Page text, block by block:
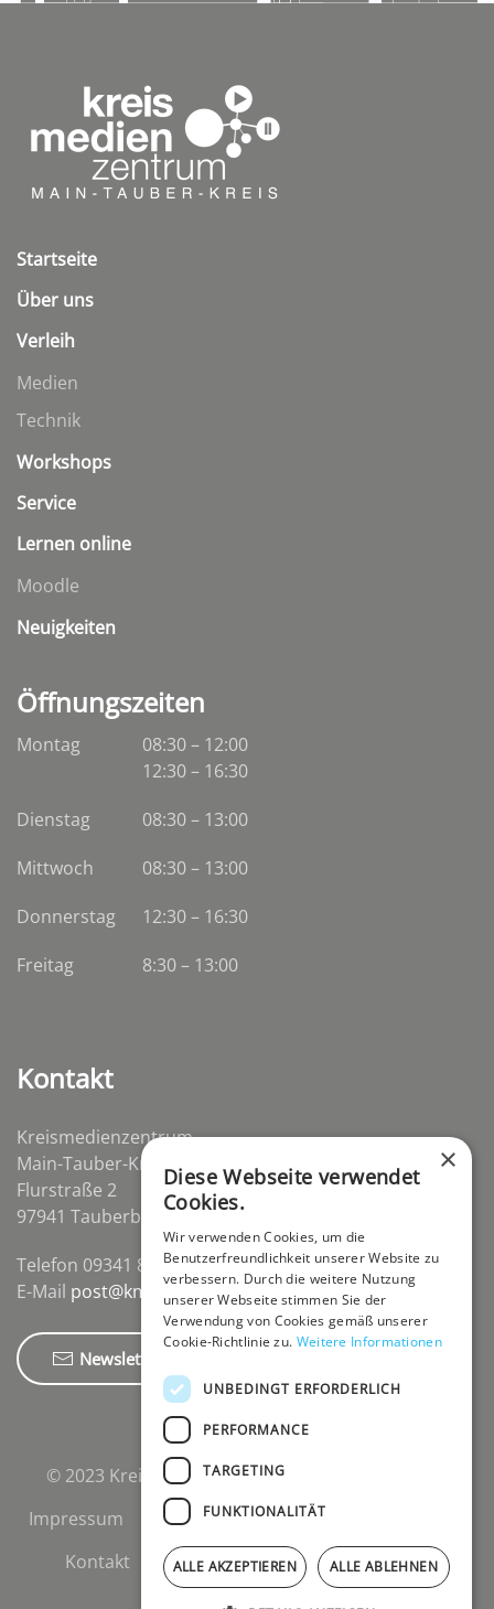
Startseite
Über uns
Verleih
Medien
Technik
Workshops
Service
Lernen online
Moodle
Neuigkeiten
Öffnungszeiten
Montag
08:30 – 12:00
12:30 – 16:30
Dienstag
08:30– 13:00
Mittwoch
08:30– 13:00
Donnerstag
12:30 – 16:30
Freitag
8:30 – 13:00
Kontakt
Kreismedienzentrum
Main-Tauber-Kreis
Flurstraße 2
97941 Tauberbischofsheim-Distelhausen
Telefon 09341 84670
E-Mail post@kmz-tbb.de
Newsletter
© 2023 Kreismedienzentrum Main-Tauber-Kreis.
Impressum
Datenschutzerklärung
Kontakt
Newsletter
Support-Login
×
Diese Webseite verwendet
Cookies.
Wir verwenden Cookies, um die
Benutzerfreundlichkeit unserer Website zu
verbessern. Durch die weitere Nutzung
unserer Webseite stimmen Sie der
Verwendung von Cookies gemäß unserer
Cookie-Richtlinie zu. Weitere Informationen
UNBEDINGT ERFORDERLICH
PERFORMANCE
TARGETING
FUNKTIONALITÄT
ALLE AKZEPTIEREN ALLE ABLEHNEN